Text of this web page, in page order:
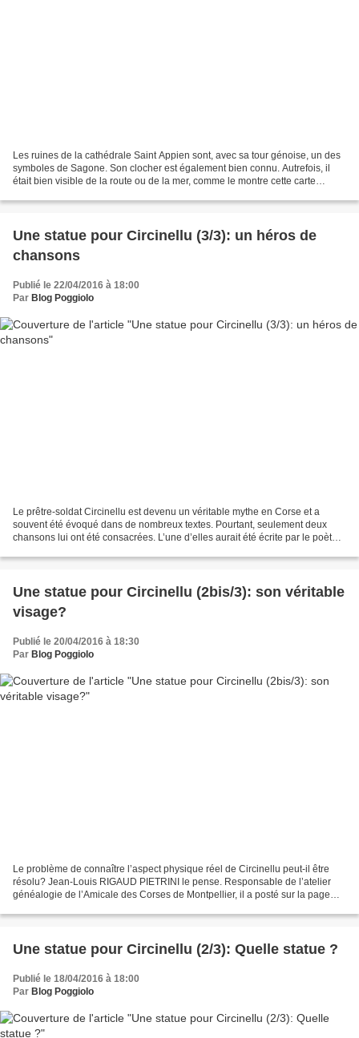
Les ruines de la cathédrale Saint Appien sont, avec sa tour génoise, un des
symboles de Sagone. Son clocher est également bien connu. Autrefois, il
était bien visible de la route ou de la mer, comme le montre cette carte
Une statue pour Circinellu (3/3): un héros de
chansons
Publié le 22/04/2016 à 18:00
Par Blog Poggiolo
Le prêtre-soldat Circinellu est devenu un véritable mythe en Corse et a
souvent été évoqué dans de nombreux textes. Pourtant, seulement deux
chansons lui ont été consacrées. L’une d’elles aurait été écrite par le poète
Une statue pour Circinellu (2bis/3): son véritable
visage?
Publié le 20/04/2016 à 18:30
Par Blog Poggiolo
Le problème de connaître l’aspect physique réel de Circinellu peut-il être
résolu? Jean-Louis RIGAUD PIETRINI le pense. Responsable de l’atelier
généalogie de l’Amicale des Corses de Montpellier, il a posté sur la page
Une statue pour Circinellu (2/3): Quelle statue ?
Publié le 18/04/2016 à 18:00
Par Blog Poggiolo